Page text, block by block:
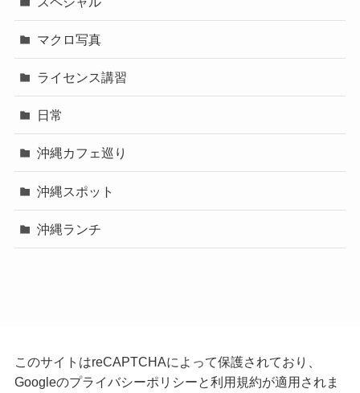
マクロ写真
ライセンス講習
日常
沖縄カフェ巡り
沖縄スポット
沖縄ランチ
このサイトはreCAPTCHAによって保護されており、
Googleのプライバシーポリシーと利用規約が適用されま